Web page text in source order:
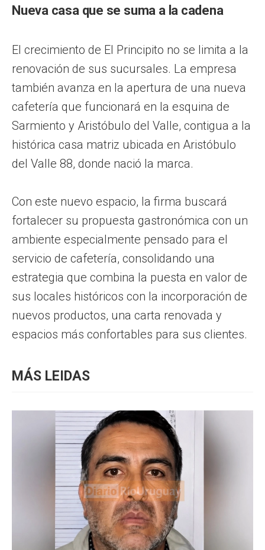
Nueva casa que se suma a la cadena
El crecimiento de El Principito no se limita a la
renovación de sus sucursales. La empresa
también avanza en la apertura de una nueva
cafetería que funcionará en la esquina de
Sarmiento y Aristóbulo del Valle, contigua a la
histórica casa matriz ubicada en Aristóbulo
del Valle 88, donde nació la marca.
Con este nuevo espacio, la firma buscará
fortalecer su propuesta gastronómica con un
ambiente especialmente pensado para el
servicio de cafetería, consolidando una
estrategia que combina la puesta en valor de
sus locales históricos con la incorporación de
nuevos productos, una carta renovada y
espacios más confortables para sus clientes.
MÁS LEIDAS